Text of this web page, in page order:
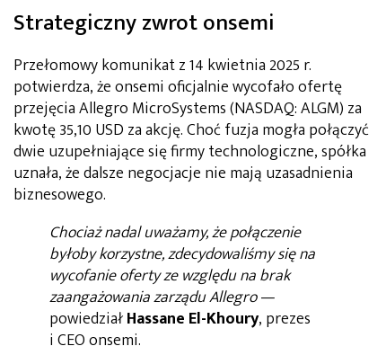
Strategiczny zwrot onsemi
Przełomowy komunikat z 14 kwietnia 2025 r.
potwierdza, że onsemi oficjalnie wycofało ofertę
przejęcia Allegro MicroSystems (NASDAQ: ALGM) za
kwotę 35,10 USD za akcję. Choć fuzja mogła połączyć
dwie uzupełniające się firmy technologiczne, spółka
uznała, że dalsze negocjacje nie mają uzasadnienia
biznesowego.
Chociaż nadal uważamy, że połączenie
byłoby korzystne, zdecydowaliśmy się na
wycofanie oferty ze względu na brak
zaangażowania zarządu Allegro—
powiedziałHassane El-Khoury, prezes
i CEO onsemi.